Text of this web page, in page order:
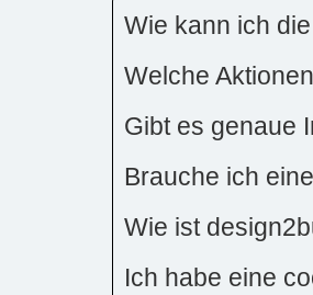
Wie kann ich
Welche
Gibt es genaue
Brauche ich
Wie ist
Ich habe eine